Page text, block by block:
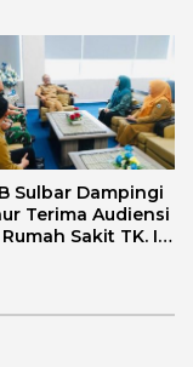
Sulbar Dampingi
Terima Audiensi
Sakit TK. III